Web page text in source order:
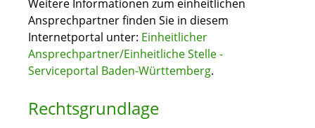
Weitere Informationen zum einheitlichen
Ansprechpartner finden Sie in diesem
Internetportal unter: Einheitlicher
Ansprechpartner/Einheitliche Stelle -
Serviceportal Baden-Württemberg.
Rechtsgrundlage